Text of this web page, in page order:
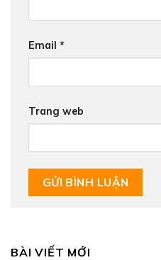
Email *
Trang web
BÀI VIẾT MỚI